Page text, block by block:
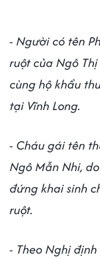
- Người có tên
ruột của Ngô Thị
cùng hộ khẩu
tại Vĩnh Long.
- Cháu gái tên
Ngô Mẫn Nhi,
đứng khai sinh
ruột.
- Theo Nghị